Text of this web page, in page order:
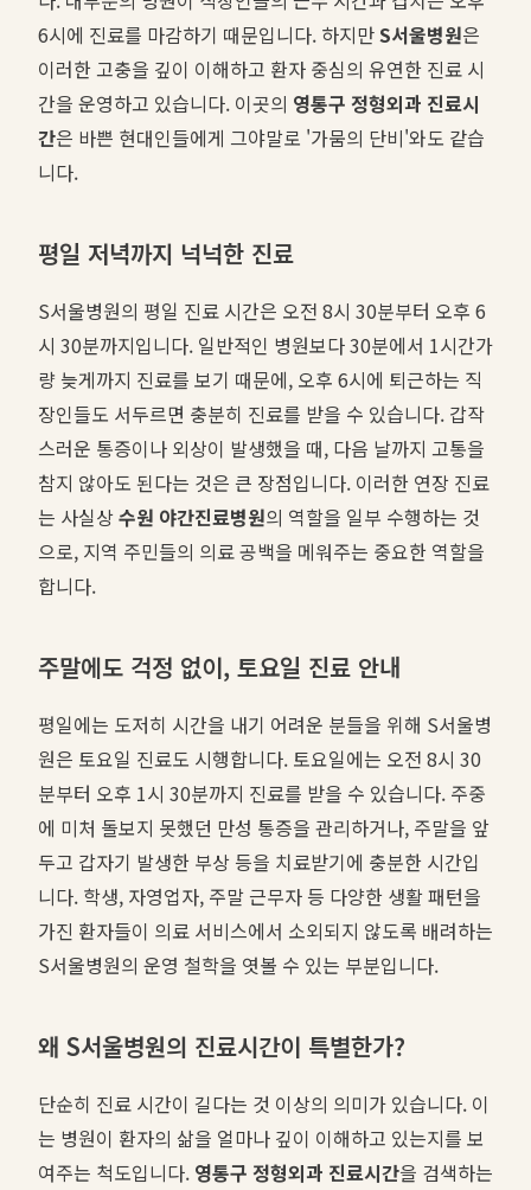
6시에 진료를 마감하기 때문입니다. 하지만S서울병원은
이러한 고충을 깊이 이해하고 환자 중심의 유연한 진료 시
간을 운영하고 있습니다. 이곳의 영통구 정형외과 진료시
간은 바쁜 현대인들에게 그야말로 '가뭄의 단비'와도 같습
니다.
평일 저녁까지 넉넉한 진료
S서울병원의 평일 진료 시간은 오전 8시 30분부터 오후 6
시 30분까지입니다. 일반적인 병원보다 30분에서 1시간가
량 늦게까지 진료를 보기 때문에, 오후 6시에 퇴근하는 직
장인들도 서두르면 충분히 진료를 받을 수 있습니다. 갑작
스러운 통증이나 외상이 발생했을 때, 다음 날까지 고통을
참지 않아도 된다는 것은 큰 장점입니다. 이러한 연장 진료
는 사실상수원 야간진료병원의 역할을 일부 수행하는 것
으로, 지역 주민들의 의료 공백을 메워주는 중요한 역할을
합니다.
주말에도 걱정 없이, 토요일 진료 안내
평일에는 도저히 시간을 내기 어려운 분들을 위해 S서울병
원은 토요일 진료도 시행합니다. 토요일에는 오전 8시 30
분부터 오후 1시 30분까지 진료를 받을 수 있습니다. 주중
에 미처 돌보지 못했던 만성 통증을 관리하거나, 주말을 앞
두고 갑자기 발생한 부상 등을 치료받기에 충분한 시간입
니다. 학생, 자영업자, 주말 근무자 등 다양한 생활 패턴을
가진 환자들이 의료 서비스에서 소외되지 않도록 배려하는
S서울병원의 운영 철학을 엿볼 수 있는 부분입니다.
왜 S서울병원의 진료시간이 특별한가?
단순히 진료 시간이 길다는 것 이상의 의미가 있습니다. 이
는 병원이 환자의 삶을 얼마나 깊이 이해하고 있는지를 보
여주는 척도입니다. 영통구 정형외과 진료시간을 검색하는